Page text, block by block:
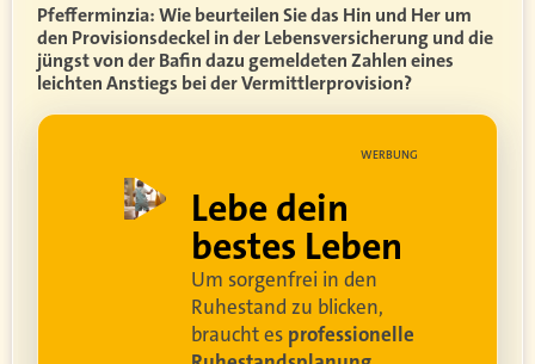
Pfefferminzia: Wie beurteilen Sie das Hin und Her um
den Provisionsdeckel in der Lebensversicherung und die
jüngst von der Bafin dazu gemeldeten Zahlen eines
leichten Anstiegs bei der Vermittlerprovision?
WERBUNG
Lebe dein
bestes Leben
Um sorgenfrei in den
Ruhestand zu blicken,
braucht es professionelle